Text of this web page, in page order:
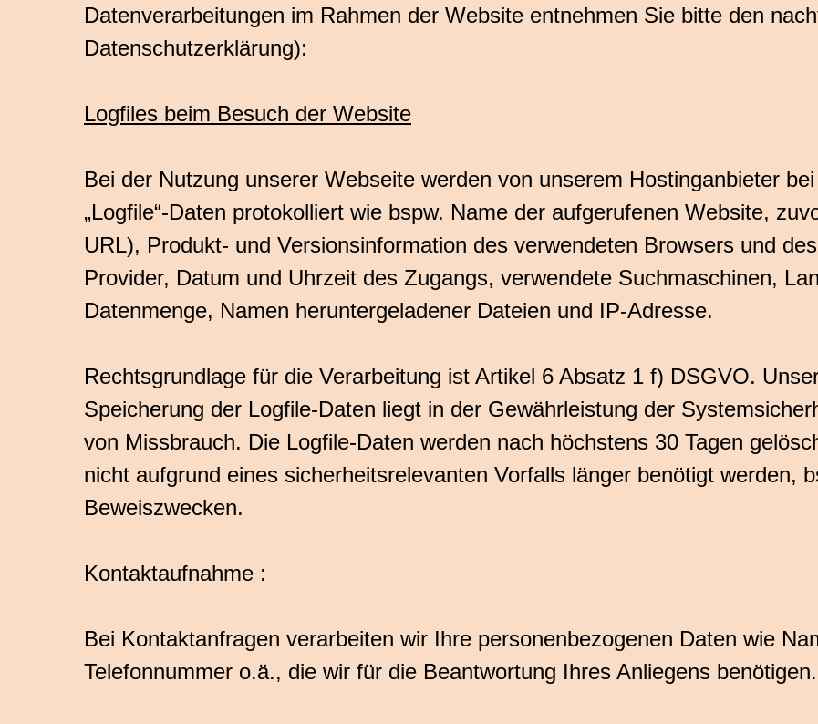
Datenverarbeitungen im Rahmen der Website entnehmen Sie bitte den
Datenschutzerklärung):
Logfiles beim Besuch der Website
Bei der Nutzung unserer Webseite werden von unserem Hostinganbieter
„Logfile“-Daten protokolliert wie bspw. Name der aufgerufenen Website,
URL), Produkt- und Versionsinformation des verwendeten Browsers und
Provider, Datum und Uhrzeit des Zugangs, verwendete Suchmaschinen,
Datenmenge, Namen heruntergeladener Dateien und IP-Adresse.
Rechtsgrundlage für die Verarbeitung ist Artikel 6 Absatz 1 f) DSGVO.
Speicherung der Logfile-Daten liegt in der Gewährleistung der
von Missbrauch. Die Logfile-Daten werden nach höchstens 30 Tagen
nicht aufgrund eines sicherheitsrelevanten Vorfalls länger benötigt werden,
Beweiszwecken.
Kontaktaufnahme :
Bei Kontaktanfragen verarbeiten wir Ihre personenbezogenen Daten wie
Telefonnummer o.ä., die wir für die Beantwortung Ihres Anliegens benötigen.